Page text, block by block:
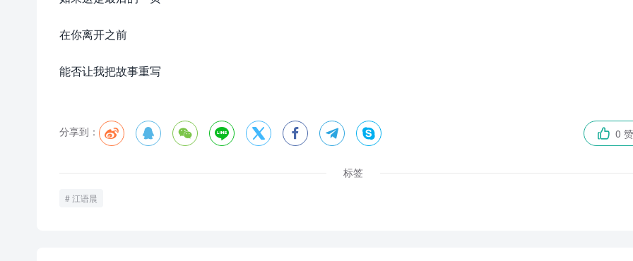
在你离开之前
能否让我把故事重写
分享到：          0 赞
标签
江语晨